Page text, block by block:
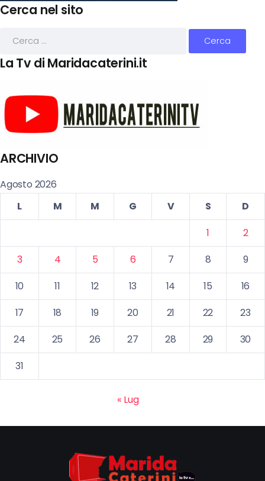
Cerca nel sito
La Tv di Maridacaterini.it
ARCHIVIO
Agosto 2026
L
M M G V S
D
1
2
3
4 5 6 7 8
9
10
11 12 13 14 15
16
17
18 19 20 21 22
23
24
25 26 27 28 29
30
31
« Lug